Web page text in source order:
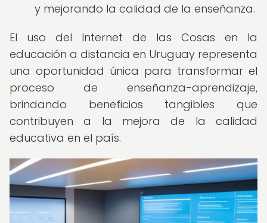
y mejorando la calidad de la enseñanza.
El uso del Internet de las Cosas en la
educación a distancia en Uruguay representa
una oportunidad única para transformar el
proceso de enseñanza-aprendizaje,
brindando beneficios tangibles que
contribuyen a la mejora de la calidad
educativa en el país.